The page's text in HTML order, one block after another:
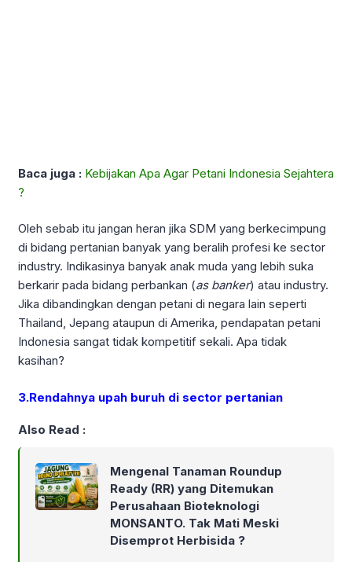
Baca juga : Kebijakan Apa Agar Petani Indonesia Sejahtera
?
Oleh sebab itu jangan heran jika SDM yang berkecimpung
di bidang pertanian banyak yang beralih profesi ke sector
industry. Indikasinya banyak anak muda yang lebih suka
berkarir pada bidang perbankan (as banker) atau industry.
Jika dibandingkan dengan petani di negara lain seperti
Thailand, Jepang ataupun di Amerika, pendapatan petani
Indonesia sangat tidak kompetitif sekali. Apa tidak
kasihan?
3.Rendahnya upah buruh di sector pertanian
Also Read :
Mengenal Tanaman Roundup
Ready (RR) yang Ditemukan
Perusahaan Bioteknologi
MONSANTO. Tak Mati Meski
Disemprot Herbisida ?